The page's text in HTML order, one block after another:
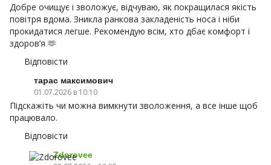
Добре очищує і зволожує, відчуваю, як покращилася якість
повітря вдома. Зникла ранкова закладеність носа і ніби
прокидатися легше. Рекомендую всім, хто дбає комфорт і
здоров’я 🫶
Відповісти
тарас максимович
01.07.2026 в 10:10
Підскажіть чи можна вимкнути зволоження, а все інше щоб
працювало.
Відповісти
Zdorovee